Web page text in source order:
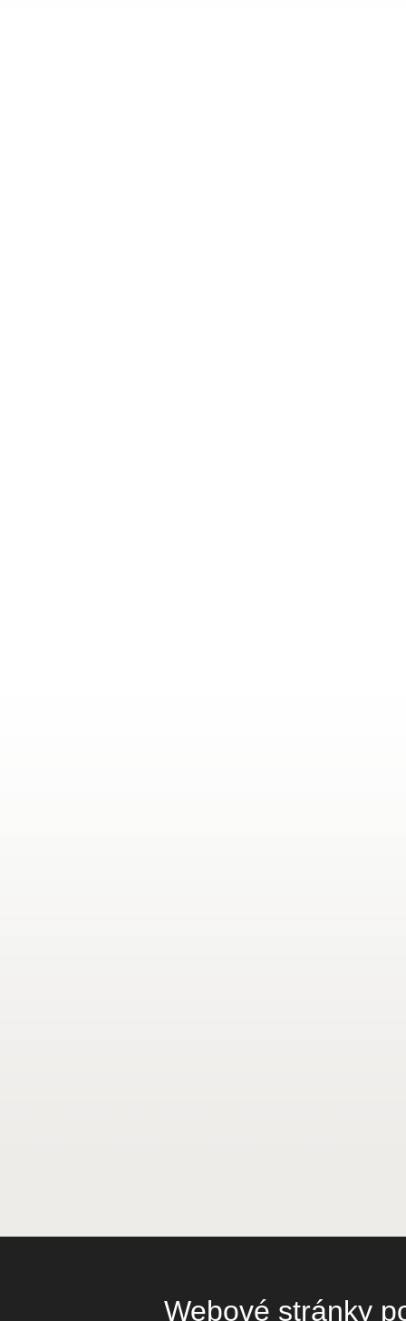
Webové stránky